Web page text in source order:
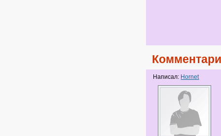
Написал: Hornet